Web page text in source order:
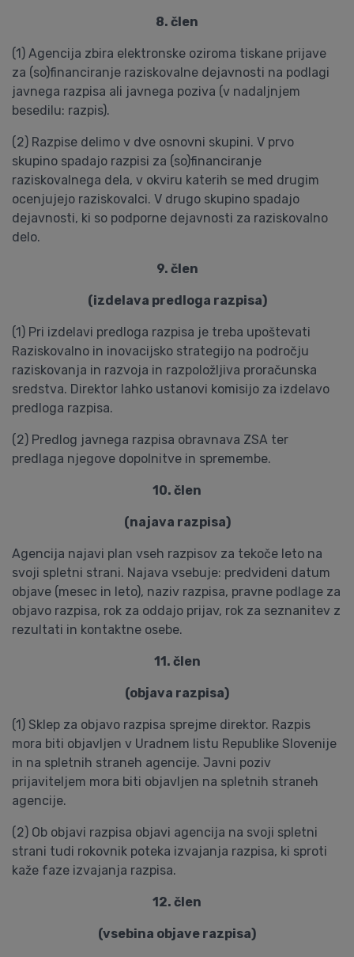
8. člen
(1) Agencija zbira elektronske oziroma tiskane prijave
za (so)financiranje raziskovalne dejavnosti na podlagi
javnega razpisa ali javnega poziva (v nadaljnjem
besedilu: razpis).
(2) Razpise delimo v dve osnovni skupini. V prvo
skupino spadajo razpisi za (so)financiranje
raziskovalnega dela, v okviru katerih se med drugim
ocenjujejo raziskovalci. V drugo skupino spadajo
dejavnosti, ki so podporne dejavnosti za raziskovalno
delo.
9. člen
(izdelava predloga razpisa)
(1) Pri izdelavi predloga razpisa je treba upoštevati
Raziskovalno in inovacijsko strategijo na področju
raziskovanja in razvoja in razpoložljiva proračunska
sredstva. Direktor lahko ustanovi komisijo za izdelavo
predloga razpisa.
(2) Predlog javnega razpisa obravnava ZSA ter
predlaga njegove dopolnitve in spremembe.
10. člen
(najava razpisa)
Agencija najavi plan vseh razpisov za tekoče leto na
svoji spletni strani. Najava vsebuje: predvideni datum
objave (mesec in leto), naziv razpisa, pravne podlage za
objavo razpisa, rok za oddajo prijav, rok za seznanitev z
rezultati in kontaktne osebe.
11. člen
(objava razpisa)
(1) Sklep za objavo razpisa sprejme direktor. Razpis
mora biti objavljen v Uradnem listu Republike Slovenije
in na spletnih straneh agencije. Javni poziv
prijaviteljem mora biti objavljen na spletnih straneh
agencije.
(2) Ob objavi razpisa objavi agencija na svoji spletni
strani tudi rokovnik poteka izvajanja razpisa, ki sproti
kaže faze izvajanja razpisa.
12. člen
(vsebina objave razpisa)